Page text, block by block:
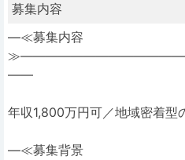
募集内容
―≪募集内容
――
年収1,800万円可／地域密着型
―≪募集背景